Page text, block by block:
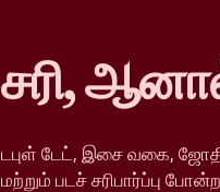
சரி,
டபுள் டேட், இசை வகை,
மற்றும் படச் சரிபார்ப்பு